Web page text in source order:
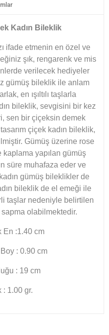
Kadın Bileklik
ifade etmenin en özel ve
şık, rengarenk ve mis
verilecek hediyeler
gümüş bileklik ile anlam
en ışıltılı taşlarla
bileklik, sevgisini bir kez
sen bir çiçeksin demek
çiçek kadın bileklik,
Gümüş üzerine rose
kaplama yapılan gümüş
süre muhafaza eder ve
gümüş bileklikler de
bileklik de el emeği ile
taşlar nedeniyle belirtilen
sapma olabilmektedir.
En :1.40 cm
: 0.90 cm
: 19 cm
: 1.00 gr.